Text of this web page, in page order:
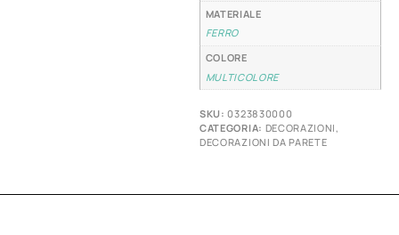
MATERIALE
FERRO
COLORE
MULTICOLORE
SKU:0323830000
CATEGORIA: DECORAZIONI
DECORAZIONI DA PARETE